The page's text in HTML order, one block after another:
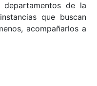
de la
que buscan
acompañarlos a